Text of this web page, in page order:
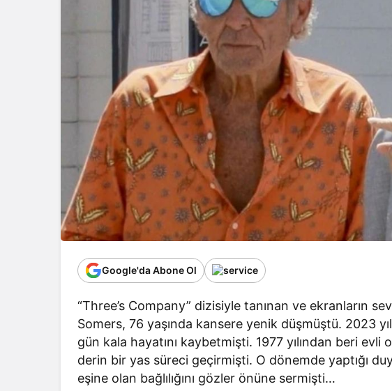
Google'da Abone Ol
“Three’s Company” dizisiyle tanınan ve ekranların
Somers, 76 yaşında kansere yenik düşmüştü. 2023
gün kala hayatını kaybetmişti. 1977 yılından beri evli
derin bir yas süreci geçirmişti. O dönemde yaptığı
eşine olan bağlılığını gözler önüne sermişti…